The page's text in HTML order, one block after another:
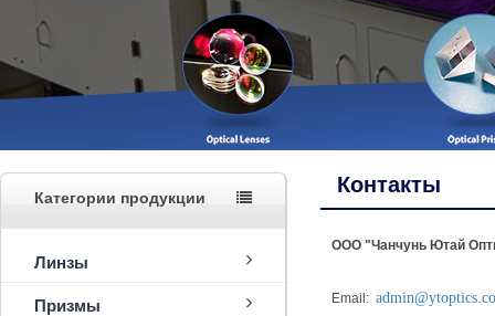
Категории продукции
Линзы
Призмы
Контакты
ООО "Чанчунь Ютай
Email: admin@ytop